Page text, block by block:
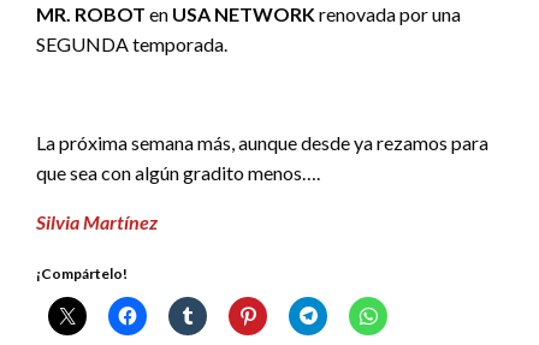
MR. ROBOT en USA NETWORKrenovada por una
SEGUNDA temporada.
La próxima semana más, aunque desde ya rezamos para
que sea con algún gradito menos….
Silvia Martínez
¡Compártelo!